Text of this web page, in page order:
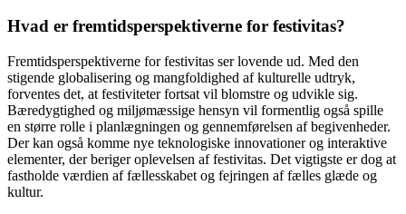
Hvad er fremtidsperspektiverne for festivitas?
Fremtidsperspektiverne for festivitas ser lovende ud. Med den
stigende globalisering og mangfoldighed af kulturelle udtryk,
forventes det, at festiviteter fortsat vil blomstre og udvikle sig.
Bæredygtighed og miljømæssige hensyn vil formentlig også spille
en større rolle i planlægningen og gennemførelsen af begivenheder.
Der kan også komme nye teknologiske innovationer og interaktive
elementer, der beriger oplevelsen af festivitas. Det vigtigste er dog at
fastholde værdien af fællesskabet og fejringen af fælles glæde og
kultur.